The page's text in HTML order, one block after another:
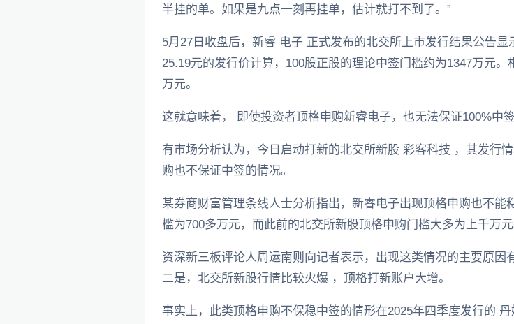
半挂的单。如果是九点一刻再挂单，估计就打不到了。”
5月27日收盘后，新睿 电子 正式发布的北交所上市发行结果公告
25.19元的发行价计算，100股正股的理论中签门槛约为1347万元
万元。
这就意味着， 即使投资者顶格申购新睿电子，也无法保证100%中
有市场分析认为，今日启动打新的北交所新股 彩客科技 ，其发行
购也不保证中签的情况。
某券商财富管理条线人士分析指出，新睿电子出现顶格申购也不能
槛为700多万元，而此前的北交所新股顶格申购门槛大多为上千万元
资深新三板评论人周运南则向记者表示，出现这类情况的主要原因
二是，北交所新股行情比较火爆 ，顶格打新账户大增。
事实上，此类顶格申购不保稳中签的情形在2025年四季度发行的